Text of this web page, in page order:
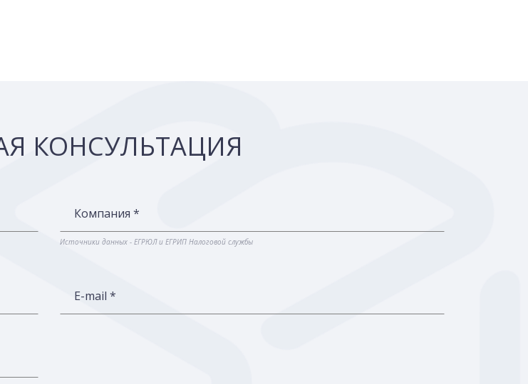
КОНСУЛЬТАЦИЯ
Компания *
Источники данных - ЕГРЮЛ и ЕГРИП Налоговой службы
E-mail *